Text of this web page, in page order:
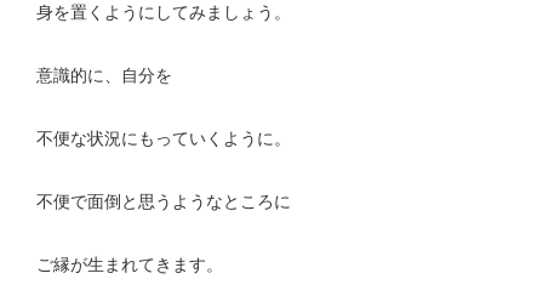
身を置くようにしてみましょう。
意識的に、自分を
不便な状況にもっていくように。
不便で面倒と思うようなところに
ご縁が生まれてきます。